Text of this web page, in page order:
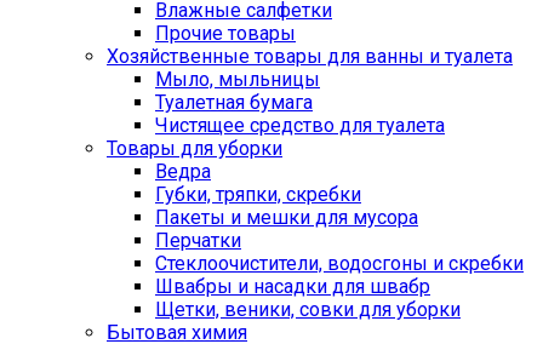
Влажные салфетки
Прочие товары
Хозяйственные товары для ванны и туалета
Мыло, мыльницы
Туалетная бумага
Чистящее средство для туалета
Товары для уборки
Ведра
Губки, тряпки, скребки
Пакеты и мешки для мусора
Перчатки
Стеклоочистители, водосгоны и скребки
Швабры и насадки для швабр
Щетки, веники, совки для уборки
Бытовая химия